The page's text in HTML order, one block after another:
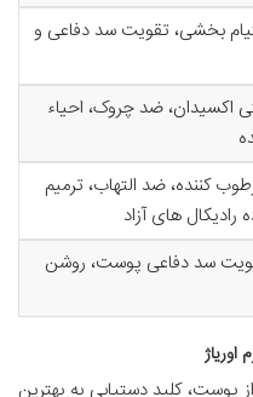
بخشی، تقویت سد دفاعی و
اکسیدان، ضد چروک، احیاء
کننده، ضد التهاب، ترمیم
رادیکال های آزاد
سد دفاعی پوست، روشن
کلید دستیابی به بهترین